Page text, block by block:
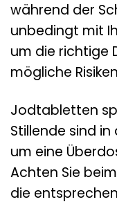
während der
unbedingt mit
um die richtige
mögliche
Jodtabletten
Stillende sind
um eine
Achten Sie
die